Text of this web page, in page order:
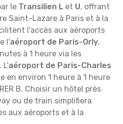
le Transilien L et U, offrant
Saint-Lazare à Paris et à la
l'accès aux aéroports
l'aéroport de Paris-Orly,
à 1 heure via les
L'aéroport de Paris-Charles
en environ 1 heure à 1 heure
B. Choisir un hôtel près
ou de train simplifiera
aux aéroports et à la